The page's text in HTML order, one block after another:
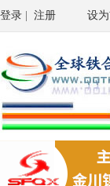
登录 注册 设